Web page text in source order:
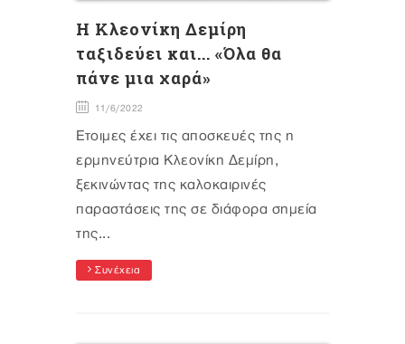
Η Κλεονίκη Δεμίρη
ταξιδεύει και... «Όλα θα
πάνε μια χαρά»
11/6/2022
Έτοιμες έχει τις αποσκευές της η
ερμηνεύτρια Κλεονίκη Δεμίρη,
ξεκινώντας της καλοκαιρινές
παραστάσεις της σε διάφορα σημεία
της...
Συνέχεια